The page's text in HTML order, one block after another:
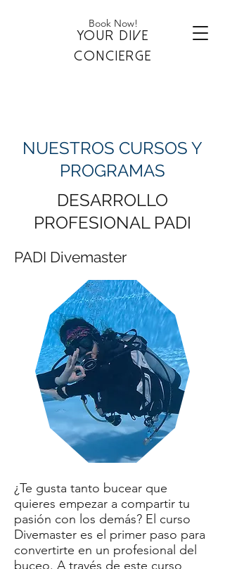
YOUR DIVE
CONCIERGE
Book Now!
NUESTROS CURSOS Y
PROGRAMAS
DESARROLLO
PROFESIONAL PADI
PADI Divemaster
¿Te gusta tanto bucear que
quieres empezar a compartir tu
pasión con los demás? El curso
Divemaster es el primer paso para
convertirte en un profesional del
buceo. A través de este curso